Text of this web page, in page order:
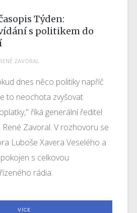
Týden:
s politikem do
RENÉ ZAVORAL
dnes něco politiky napříč
to neochota zvyšovat
říká generální ředitel
Zavoral. V rozhovoru se
Luboše Xavera Veselého a
s celkovou
rádia.
VÍCE